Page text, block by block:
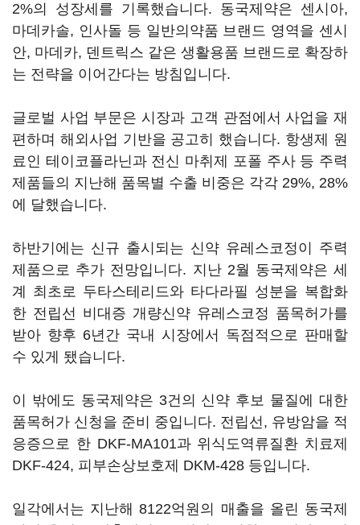
2%의 성장세를 기록했습니다. 동국제약은 센시아,
마데카솔, 인사돌 등 일반의약품 브랜드 영역을 센시
안, 마데카, 덴트릭스 같은 생활용품 브랜드로 확장하
는 전략을 이어간다는 방침입니다.
글로벌 사업 부문은 시장과 고객 관점에서 사업을 재
편하며 해외사업 기반을 공고히 했습니다. 항생제 원
료인 테이코플라닌과 전신 마취제 포폴 주사 등 주력
제품들의 지난해 품목별 수출 비중은 각각 29%, 28%
에 달했습니다.
하반기에는 신규 출시되는 신약 유레스코정이 주력
제품으로 추가 전망입니다. 지난 2월 동국제약은 세
계 최초로 두타스테리드와 타다라필 성분을 복합화
한 전립선 비대증 개량신약 유레스코정 품목허가를
받아 향후 6년간 국내 시장에서 독점적으로 판매할
수 있게 됐습니다.
이 밖에도 동국제약은 3건의 신약 후보 물질에 대한
품목허가 신청을 준비 중입니다. 전립선, 유방암을 적
응증으로 한 DKF-MA101과 위식도역류질환 치료제
DKF-424, 피부손상보호제 DKM-428 등입니다.
일각에서는 지난해 8122억원의 매출을 올린 동국제